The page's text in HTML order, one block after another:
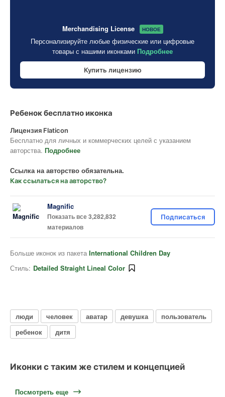
Merchandising License НОВОЕ
Персонализируйте любые физические или цифровые
товары с нашими иконками Подробнее
Купить лицензию
Ребенок бесплатно иконка
Лицензия Flaticon
Бесплатно для личных и коммерческих целей с указанием
авторства. Подробнее
Ссылка на авторство обязательна.
Как ссылаться на авторство?
Magnific
Показать все 3,282,832
материалов
Подписаться
Больше иконок из пакета International Children Day
Стиль: Detailed Straight Lineal Color
люди человек аватар девушка
пользователь
ребенок
дитя
Иконки с таким же стилем и концепцией
Посмотреть еще